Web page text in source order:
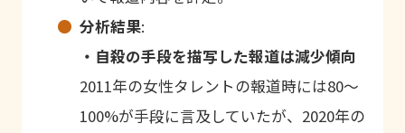
分析結果:
・自殺の手段を描写した報道は減少傾向
2011年の女性タレントの報道時には80〜
100%が手段に言及していたが、2020年の